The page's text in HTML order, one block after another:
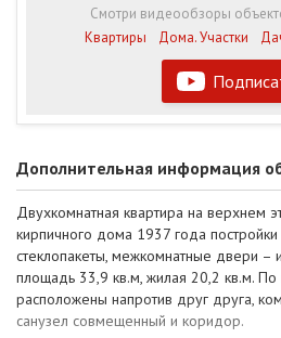
Смотри видеообзоры
Квартиры
Дома. Участки
Дополнительная информация
Двухкомнатная квартира на верхнем
кирпичного дома 1937 года
стеклопакеты, межкомнатные двери –
площадь 33,9 кв.м, жилая 20,2 кв.м.
расположены напротив друг друга,
санузел совмещенный и коридор.